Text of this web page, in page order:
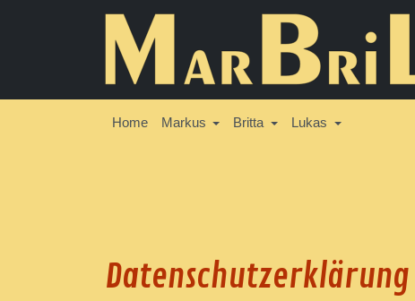
Home Markus Britta Lukas
Datenschutzerklärung